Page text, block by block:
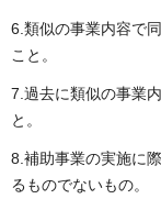
6.類似の事業内容で
こと。
7.過去に類似の事業
と。
8.補助事業の実施に
るものでないもの。